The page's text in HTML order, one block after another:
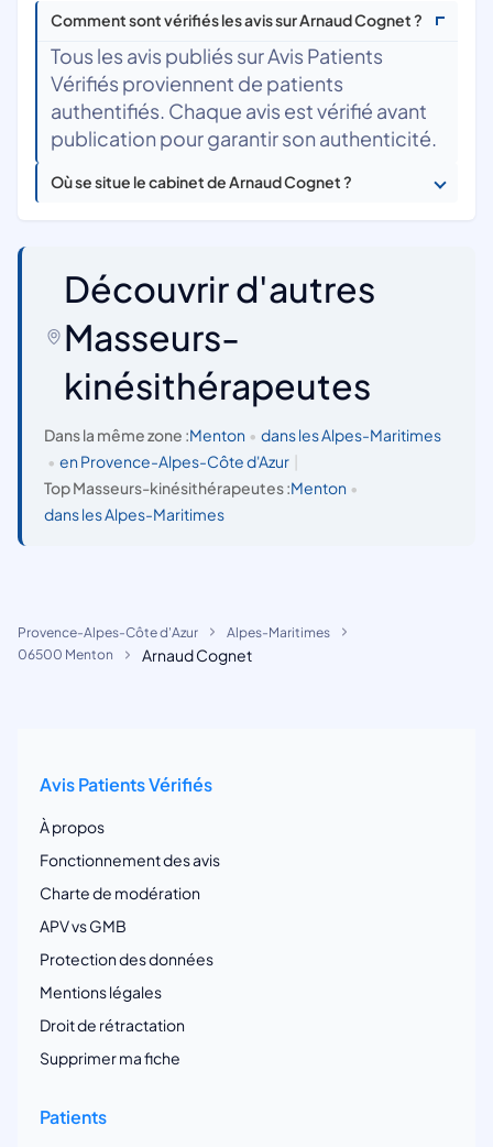
Comment sont vérifiés les avis sur Arnaud Cognet ?
Tous les avis publiés sur Avis Patients
Vérifiés proviennent de patients
authentifiés. Chaque avis est vérifié avant
publication pour garantir son authenticité.
Où se situe le cabinet de Arnaud Cognet ?
Découvrir d'autres
Masseurs-
kinésithérapeutes
Dans la même zone :Menton • dans les Alpes-Maritimes
• en Provence-Alpes-Côte d'Azur
Top Masseurs-kinésithérapeutes :Menton •
dans les Alpes-Maritimes
Provence-Alpes-Côte d'Azur
Alpes-Maritimes
06500 Menton
Arnaud Cognet
Avis Patients Vérifiés
À propos
Fonctionnement des avis
Charte de modération
APV vs GMB
Protection des données
Mentions légales
Droit de rétractation
Supprimer ma fiche
Patients